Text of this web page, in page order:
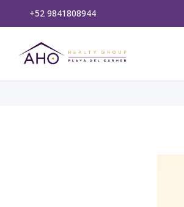
+52 9841808944